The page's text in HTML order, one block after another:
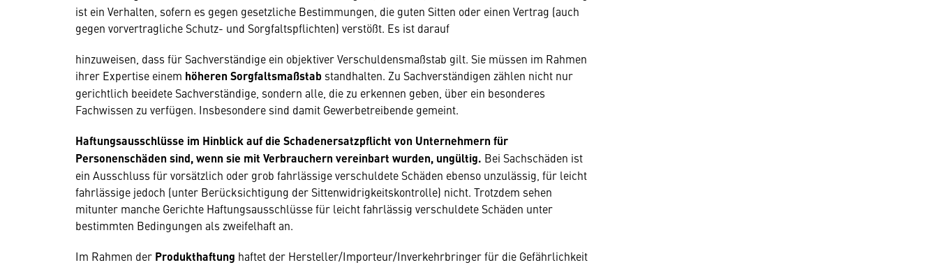
ist ein Verhalten, sofern es gegen gesetzliche Bestimmungen, die guten Sitten oder einen Vertrag (auch
gegen vorvertragliche Schutz- und Sorgfaltspflichten) verstößt. Es ist darauf
hinzuweisen, dass für Sachverständige ein objektiver Verschuldensmaßstab gilt. Sie müssen im Rahmen
ihrer Expertise einem höheren Sorgfaltsmaßstab standhalten. Zu Sachverständigen zählen nicht nur
gerichtlich beeidete Sachverständige, sondern alle, die zu erkennen geben, über ein besonderes
Fachwissen zu verfügen. Insbesondere sind damit Gewerbetreibende gemeint.
Haftungsausschlüsse im Hinblick auf die Schadenersatzpflicht von Unternehmern für
Personenschäden sind, wenn sie mit Verbrauchern vereinbart wurden, ungültig. Bei Sachschäden ist
ein Ausschluss für vorsätzlich oder grob fahrlässige verschuldete Schäden ebenso unzulässig, für leicht
fahrlässige jedoch (unter Berücksichtigung der Sittenwidrigkeitskontrolle) nicht. Trotzdem sehen
mitunter manche Gerichte Haftungsausschlüsse für leicht fahrlässig verschuldete Schäden unter
bestimmten Bedingungen als zweifelhaft an.
Im Rahmen der Produkthaftung haftet der Hersteller/Importeur/Inverkehrbringer für die Gefährlichkeit